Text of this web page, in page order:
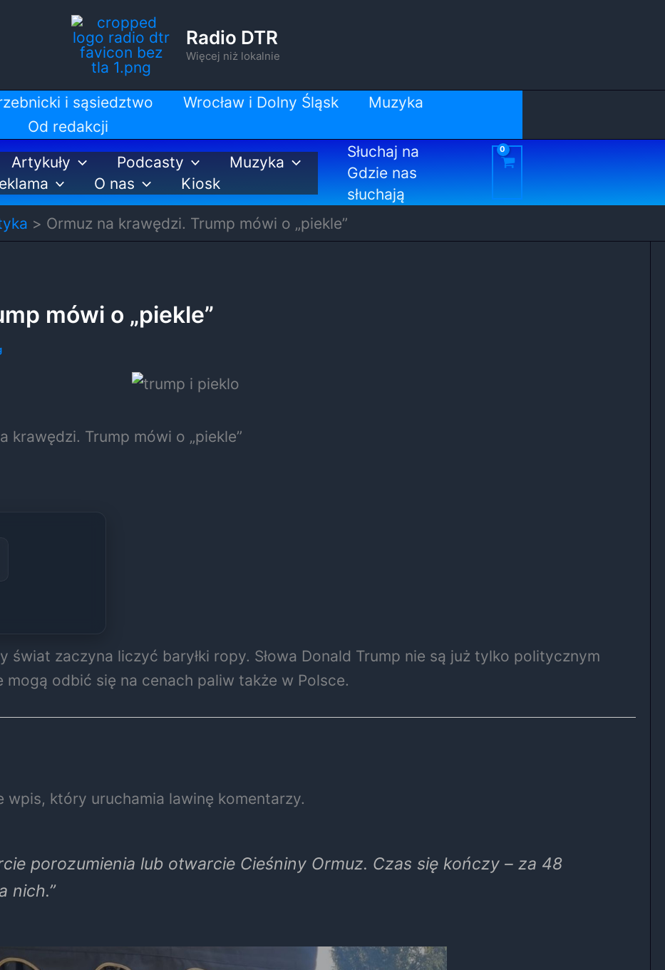
Radio DTR
Więcej niż lokalnie
i sąsiedztwo Wrocław i Dolny Śląsk
Muzyka
Od redakcji
Artykuły Podcasty
Muzyka
O nas Kiosk
Słuchaj na
Gdzie nas
słuchają
Ormuz na krawędzi. Trump mówi o „piekle”
mówi o „piekle”
krawędzi. Trump mówi o „piekle”
świat zaczyna liczyć baryłki ropy. Słowa Donald Trump nie są już tylko politycznym
odbić się na cenach paliw także w Polsce.
który uruchamia lawinę komentarzy.
porozumienia lub otwarcie Cieśniny Ormuz. Czas się kończy – za 48
nich.”